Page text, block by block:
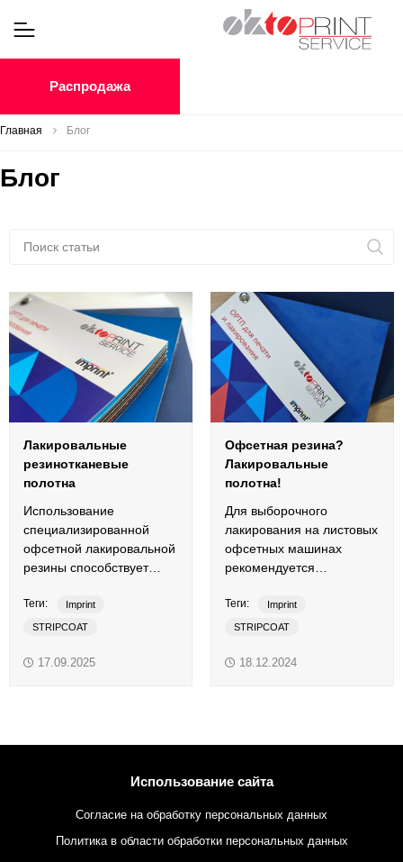
Распродажа
Главная Блог
Блог
Лакировальные
резинотканевые
полотна
Использование
специализированной
офсетной лакировальной
резины способствует
отделки тиражей.
Теги: Imprint
STRIPCOAT
17.09.2025
Офсетная резина?
Лакировальные
полотна!
Для выборочного
лакирования на листовых
офсетных машинах
рекомендуется
специализированные
резинотканевые полотна.
Теги: Imprint
STRIPCOAT
УФ-лак
18.12.2024
Использование сайта
Согласие на обработку персональных данных
Политика в области обработки персональных данных